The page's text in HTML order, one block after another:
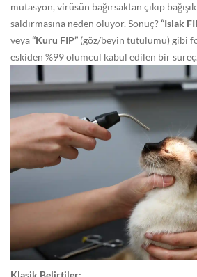
+
0
0
:
0
G
n
e
l
mutasyon, virüsün bağırsaktan çıkıp
saldırmasına neden oluyor. Sonuç?“Islak
veya“Kuru FIP” (göz/beyin tutulumu) gibi
eskiden %99 ölümcül kabul edilen bir süreç.
Klasik Belirtiler: